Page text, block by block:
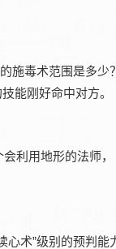
施毒术范围是多少？
能刚好命中对方。
利用地形的法师，
心术”级别的预判能